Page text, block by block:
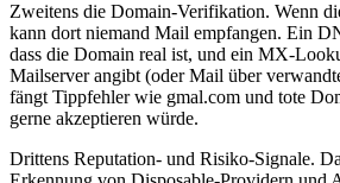
Zweitens die Domain‑Verifikation. Wenn
kann dort niemand Mail empfangen. Ein
dass die Domain real ist, und ein
Mailserver angibt (oder Mail über
fängt Tippfehler wie gmal.com und tote
gerne akzeptieren würde.
Drittens Reputation‑ und Risiko‑Signale.